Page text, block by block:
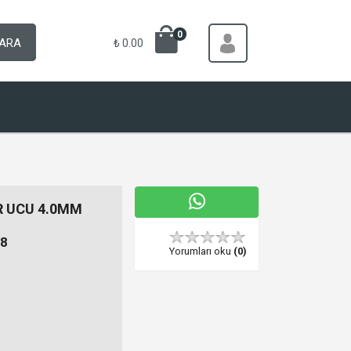
₺ 0.00
0
UCU 4.0MM
Yorumları oku (0)